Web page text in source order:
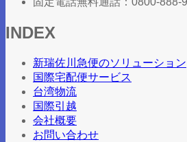
INDEX
新瑞佐川急便のソリューション
国際宅配便サービス
台湾物流
国際引越
会社概要
お問い合わせ